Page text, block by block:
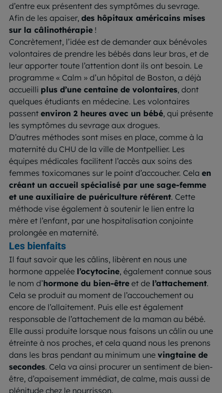
d’entre eux présentent des symptômes du sevrage.
Afin de les apaiser, des hôpitaux américains mises
sur la câlinothérapie !
Concrètement, l’idée est de demander aux bénévoles
volontaires de prendre les bébés dans leur bras, et de
leur apporter toute l’attention dont ils ont besoin. Le
programme « Calm » d’un hôpital de Boston, a déjà
accueilli plus d’une centaine de volontaires, dont
quelques étudiants en médecine. Les volontaires
passent environ 2 heures avec un bébé, qui présente
les symptômes du sevrage aux drogues.
D’autres méthodes sont mises en place, comme à la
maternité du CHU de la ville de Montpellier. Les
équipes médicales facilitent l’accès aux soins des
femmes toxicomanes sur le point d’accoucher. Cela en
créant un accueil spécialisé par une sage-femme
et une auxiliaire de puériculture référent. Cette
méthode vise également à soutenir le lien entre la
mère et l’enfant, par une hospitalisation conjointe
prolongée en maternité.
Les bienfaits
Il faut savoir que les câlins, libèrent en nous une
hormone appelée l’ocytocine, également connue sous
le nom d’hormone du bien-être et de l’attachement.
Cela se produit au moment de l’accouchement ou
encore de l’allaitement. Puis elle est également
responsable de l’attachement de la maman au bébé.
Elle aussi produite lorsque nous faisons un câlin ou une
étreinte à nos proches, et cela quand nous les prenons
dans les bras pendant au minimum une vingtaine de
secondes. Cela va ainsi procurer un sentiment de bien-
être, d’apaisement immédiat, de calme, mais aussi de
plénitude chez le nourrisson.